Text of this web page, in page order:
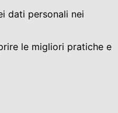
dati personali nei
le migliori pratiche e